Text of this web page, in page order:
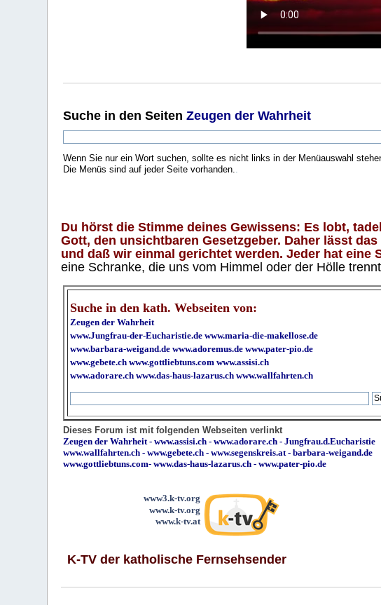
Suche in den SeitenZeugen der Wahrheit
Wenn Sie nur ein Wort suchen, sollte es nicht links in der Menüauswahl
Die Menüs sind auf jeder Seite vorhanden.
Du hörst die Stimme deines Gewissens: Es lobt,
Gott, den unsichtbaren Gesetzgeber. Daher lässt
und daß wir einmal gerichtet werden. Jeder hat eine
eine Schranke, die uns vom Himmel oder der Hölle
Suche in den kath. Webseiten von:
Zeugen der Wahrheit
www.Jungfrau-der-Eucharistie.de www.maria-die-makellose.de
www.barbara-weigand.de www.adoremus.de www.pater-pio.de
www.gebete.ch www.gottliebtuns.com www.assisi.ch
www.adorare.ch www.das-haus-lazarus.ch www.wallfahrten.ch
Dieses Forum ist mit folgenden Webseiten verlinkt
Zeugen der Wahrheit -www.assisi.ch -www.adorare.ch -Jungfrau.d.Eucharistie
www.wallfahrten.ch -www.gebete.ch -www.segenskreis.at -barbara-weigand.de
www.gottliebtuns.com-www.das-haus-lazarus.ch - www.pater-pio.de
www3.k-tv.org
www.k-tv.org
www.k-tv.at
K-TV der katholische Fernsehsender